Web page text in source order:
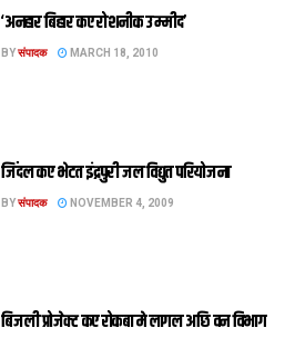
‘अनहार बिहार कए रोशनीक उम्मीद’
BYसंपादक MARCH 18, 2010
जिंदल कए भेटत इंद्रपुरी जल विद्युत परियोजना
BYसंपादक NOVEMBER 4, 2009
बिजली प्रोजेक्ट कए रोकबा मे लागल अछि वन विभाग